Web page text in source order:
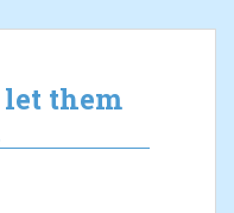
let them